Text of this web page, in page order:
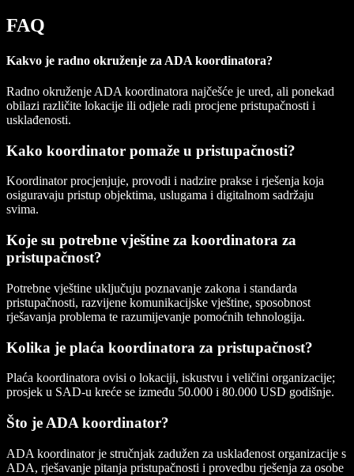
FAQ
Kakvo je radno okruženje za ADA koordinatora?
Radno okruženje ADA koordinatora najčešće je ured, ali ponekad
obilazi različite lokacije ili odjele radi procjene pristupačnosti i
usklađenosti.
Kako koordinator pomaže u pristupačnosti?
Koordinator procjenjuje, provodi i nadzire prakse i rješenja koja
osiguravaju pristup objektima, uslugama i digitalnom sadržaju
svima.
Koje su potrebne vještine za koordinatora za
pristupačnost?
Potrebne vještine uključuju poznavanje zakona i standarda
pristupačnosti, razvijene komunikacijske vještine, sposobnost
rješavanja problema te razumijevanje pomoćnih tehnologija.
Kolika je plaća koordinatora za pristupačnost?
Plaća koordinatora ovisi o lokaciji, iskustvu i veličini organizacije;
prosjek u SAD-u kreće se između 50.000 i 80.000 USD godišnje.
Što je ADA koordinator?
ADA koordinator je stručnjak zadužen za usklađenost organizacije s
ADA, rješavanje pitanja pristupačnosti i provedbu rješenja za osobe